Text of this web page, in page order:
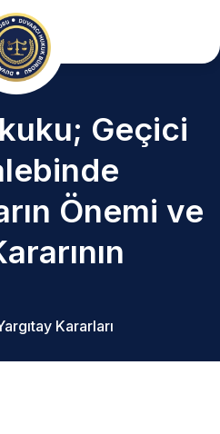
Geçici
Önemi ve
Kararları